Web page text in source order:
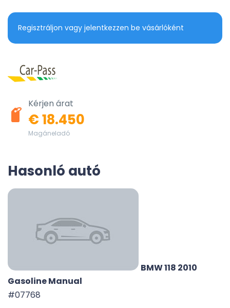
Regisztráljon vagy jelentkezzen be vásárlóként
Kérjen árat
€ 18.450
Magáneladó
Hasonló autó
BMW 118 2010
Gasoline Manual
#07768